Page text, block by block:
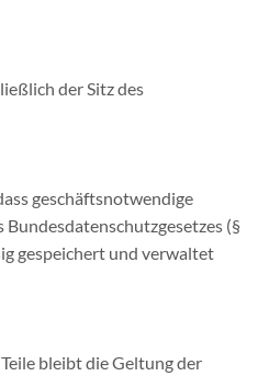
der Sitz des
geschäftsnotwendige
Bundesdatenschutzgesetzes (§
gespeichert und verwaltet
bleibt die Geltung der